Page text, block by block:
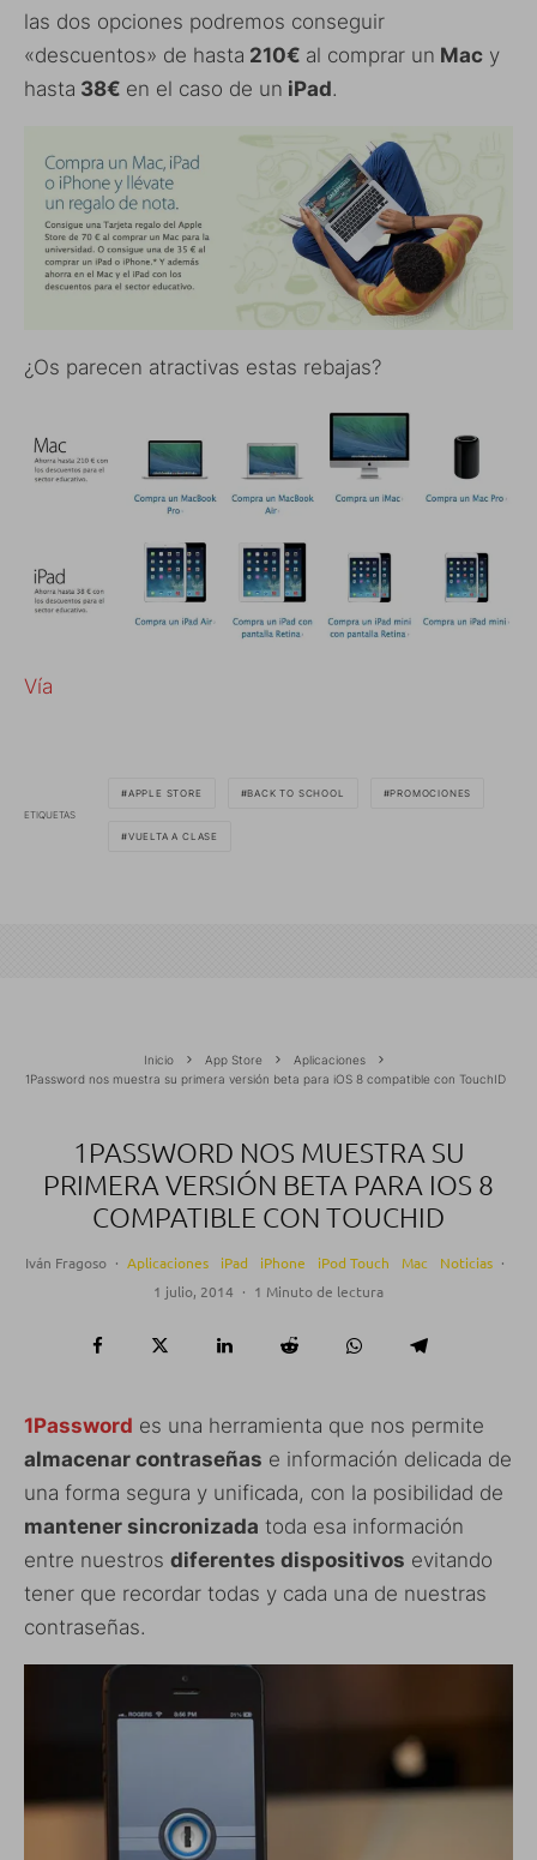
las dos opciones podremos conseguir
«descuentos» de hasta 210€ al comprar un Mac y
hasta 38€ en el caso de un iPad.
¿Os parecen atractivas estas rebajas?
Vía
ETIQUETAS
APPLE STORE BACK TO SCHOOL PROMOCIONES
VUELTA A CLASE
Inicio App Store
Aplicaciones
1Password nos muestra su primera versión beta para iOS 8 compatible con TouchID
1PASSWORD NOS MUESTRA SU
PRIMERA VERSIÓN BETA PARA IOS 8
COMPATIBLE CON TOUCHID
Iván Fragoso · Aplicaciones iPad iPhone iPod Touch Mac Noticias ·
1 julio, 2014 · 1 Minuto de lectura
1Password es una herramienta que nos permite
almacenar contraseñas e información delicada de
una forma segura y unificada, con la posibilidad de
mantener sincronizada toda esa información
entre nuestros diferentes dispositivos evitando
tener que recordar todas y cada una de nuestras
contraseñas.